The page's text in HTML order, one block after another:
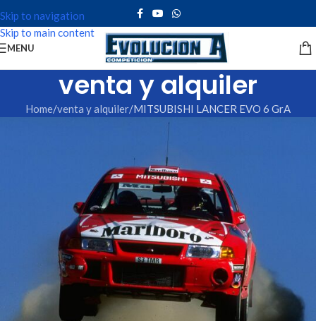
Skip to navigation
Skip to main content
MENU
venta y alquiler
Home venta y alquiler MITSUBISHI LANCER EVO 6 GrA